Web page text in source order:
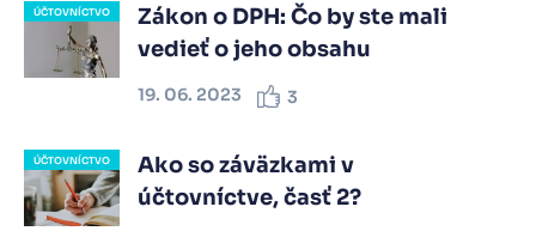
ÚČTOVNÍCTVO
Zákon o DPH: Čo by ste mali
vedieť o jeho obsahu
19. 06. 2023 3
ÚČTOVNÍCTVO
Ako so záväzkami v
účtovníctve, časť 2?